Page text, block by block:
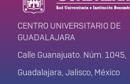
CENTRO UNIVERSITARIO DE
GUADALAJARA
Calle Guanajuato. Núm. 1045,
Guadalajara, Jalisco, México